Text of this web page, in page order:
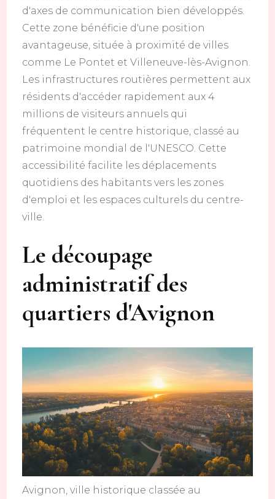
d'axes de communication bien développés.
Cette zone bénéficie d'une position
avantageuse, située à proximité de villes
comme Le Pontet et Villeneuve-lès-Avignon.
Les infrastructures routières permettent aux
résidents d'accéder rapidement aux 4
millions de visiteurs annuels qui
fréquentent le centre historique, classé au
patrimoine mondial de l'UNESCO. Cette
accessibilité facilite les déplacements
quotidiens des habitants vers les zones
d'emploi et les espaces culturels du centre-
ville.
Le découpage
administratif des
quartiers d'Avignon
Avignon, ville historique classée au